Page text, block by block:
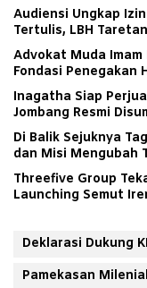
Audiensi Ungkap
Tertulis, LBH
Advokat Muda
Fondasi Penegakan
Inagatha Siap
Jombang Resmi
Di Balik Sejuknya
dan Misi Mengubah
Threefive Group
Launching Semut
Deklarasi Dukung
Pamekasan